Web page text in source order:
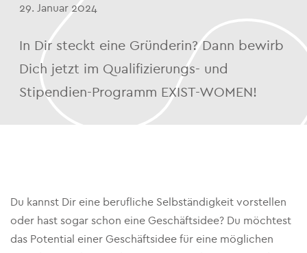
29. Januar 2024
In Dir steckt eine Gründerin? Dann bewirb
Dich jetzt im Qualifizierungs- und
Stipendien-Programm EXIST-WOMEN!
Du kannst Dir eine berufliche Selbständigkeit vorstellen
oder hast sogar schon eine Geschäftsidee? Du möchtest
das Potential einer Geschäftsidee für eine möglichen